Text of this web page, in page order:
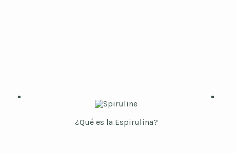
¿Qué es la Espirulina?